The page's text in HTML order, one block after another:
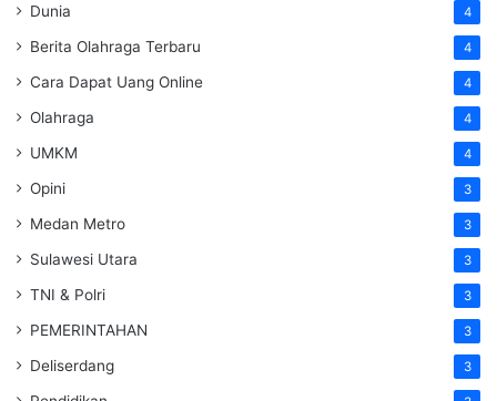
Dunia 4
Berita Olahraga Terbaru 4
Cara Dapat Uang Online 4
Olahraga 4
UMKM 4
Opini 3
Medan Metro 3
Sulawesi Utara 3
TNI & Polri 3
PEMERINTAHAN 3
Deliserdang 3